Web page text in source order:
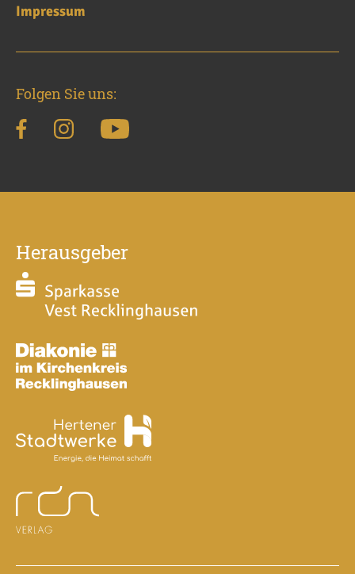
Impressum
Folgen Sie uns:
Herausgeber